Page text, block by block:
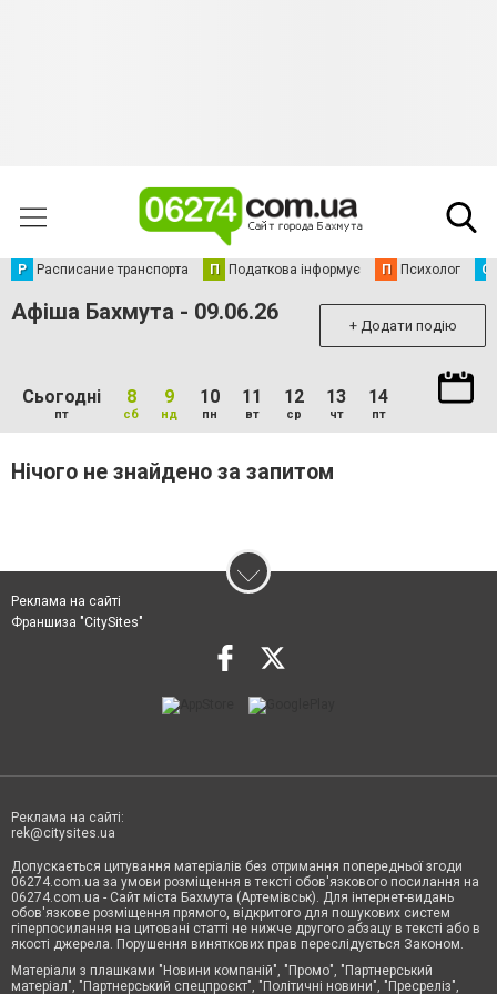
Р Расписание транспорта П Податкова інформує П Психолог С
Афіша Бахмута - 09.06.26 + Додати подію
Сьогодні
пт
8
сб
9
нд
10
пн
11
вт
12
ср
13
чт
14
пт
Нічого не знайдено за запитом
Реклама на сайті
Франшиза "CitySites"
Реклама на сайті:
rek@citysites.ua
Допускається цитування матеріалів без отримання попередньої згоди
06274.com.ua за умови розміщення в тексті обов'язкового посилання на
06274.com.ua - Сайт міста Бахмута (Артемівськ). Для інтернет-видань
обов'язкове розміщення прямого, відкритого для пошукових систем
гіперпосилання на цитовані статті не нижче другого абзацу в тексті або в
якості джерела. Порушення виняткових прав переслідується Законом.
Матеріали з плашками "Новини компаній", "Промо", "Партнерський
матеріал", "Партнерський спецпроєкт", "Політичні новини", "Пресреліз",